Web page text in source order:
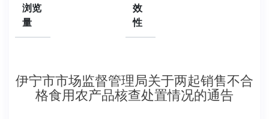
浏览
量
效
性
伊宁市市场监督管理局关于两起销售不合
格食用农产品核查处置情况的通告